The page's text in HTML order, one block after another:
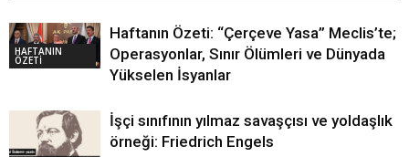
HAFTANIN
ÖZETİ
Haftanın Özeti: “Çerçeve Yasa” Meclis’te;
Operasyonlar, Sınır Ölümleri ve Dünyada
Yükselen İsyanlar
İşçi sınıfının yılmaz savaşçısı ve yoldaşlık
örneği: Friedrich Engels